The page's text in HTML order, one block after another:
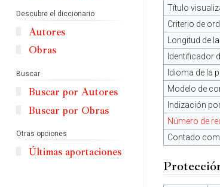
la
navegación
la
búsqueda
Título
Criterio de
Longitud de
Identificador
Idioma de la
Modelo de
Indización
Número de
Contado
Descubre el diccionario
Autores
Obras
Buscar
Buscar por Autores
Buscar por Obras
Otras opciones
Últimas aportaciones